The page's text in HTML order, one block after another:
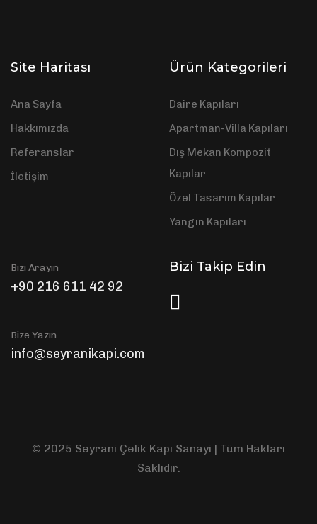
Site Haritası
Ana Sayfa
Hakkımızda
Referanslar
İletişim
Ürün Kategorileri
Daire Kapıları
Apartman-Villa Kapıları
Dış Mekan Kompozit
Kapılar
Özel Tasarım Kapılar
Yangın Kapıları
Bizi Arayın
+90 216 611 42 92
Bize Yazın
info@seyranikapi.com
Bizi Takip Edin
© 2025 Seyrani Çelik Kapı Sanayi | Tüm Hakları
Saklıdır.